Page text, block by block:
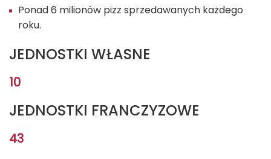
Ponad 6 milionów pizz sprzedawanych każdego
roku.
JEDNOSTKI WŁASNE
10
JEDNOSTKI FRANCZYZOWE
43